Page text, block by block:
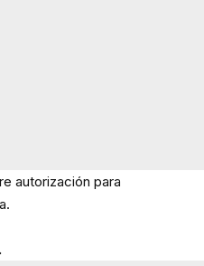
autorización para